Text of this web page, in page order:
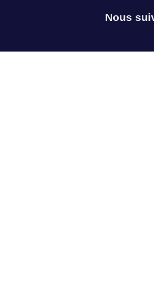
Nous